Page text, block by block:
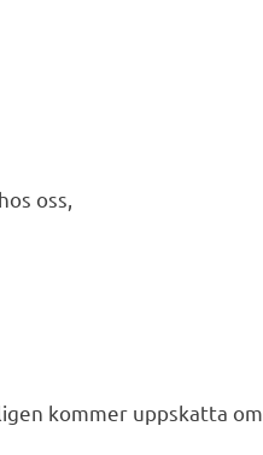
oss,
kommer uppskatta om